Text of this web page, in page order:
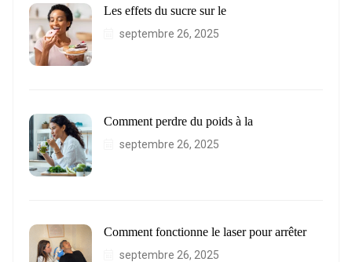
Les effets du sucre sur le
septembre 26, 2025
Comment perdre du poids à la
septembre 26, 2025
Comment fonctionne le laser pour arrêter
septembre 26, 2025